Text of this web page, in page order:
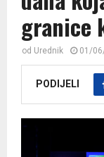
granice
od Urednik 01/
PODIJELI